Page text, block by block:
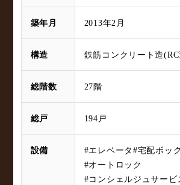
築年月 2013年2月
構造 鉄筋コンクリート造
総階数 27階
総戸 194戸
設備 #エレベータ#宅配ボッ
#オートロック
#コンシェルジュサービ